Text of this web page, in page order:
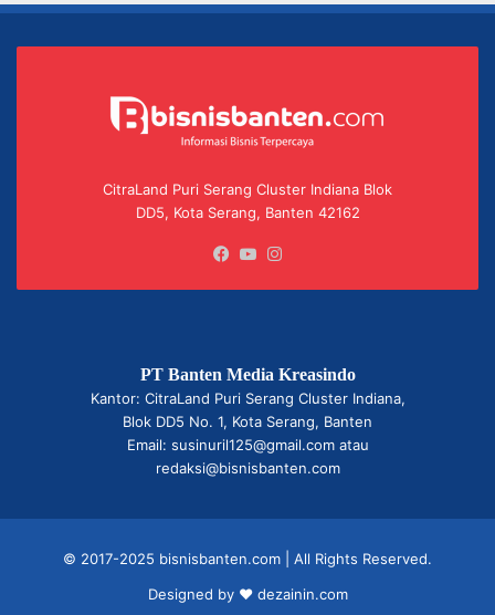
CitraLand Puri Serang Cluster Indiana Blok
DD5, Kota Serang, Banten 42162
Facebook
YouTube
PT Banten Media Kreasindo
Kantor: CitraLand Puri Serang Cluster Indiana,
Blok DD5 No. 1, Kota Serang, Banten
Email: susinuril125@gmail.com atau
redaksi@bisnisbanten.com
© 2017-2025 bisnisbanten.com | All Rights Reserved.
Designed by ❤ dezainin.com